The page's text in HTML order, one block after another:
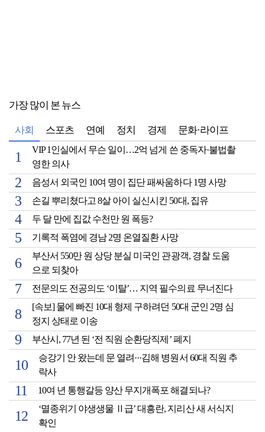
가장 많이 본 뉴스
사회 스포츠 연예 정치 경제 문화·라이프
VIP 1인실에서 무슨 일이…2억 넘게 쓴 중독자·불법촬
영한 의사
음성서 외국인 10여 명이 집단 패싸움하다 1명 사망
손길 뿌리쳤다고 8살 아이 실신시킨 50대, 집유
두 달 만에 집값 수천만 원 폭등?
기록적 폭염에 경남 2명 온열질환 사망
부산서 550만 원 상당 분실 미국인 관광객, 경찰 도움
으로 되찾아
전문의도 전공의도 ‘이탈’… 지역 필수의료 무너진다
[속보] 물에 빠진 10대 형제 구하려던 50대 군인 2명 심
정지 상태로 이송
부산시, 77년 된 ‘전 직원 순환당직제’ 폐지
승강기 안 왔는데 문 열려···김해 병원서 60대 직원 추
락사
10여 년 통행갈등 양산 무지개폭포 해결되나?
‘멸종위기 야생생물 Ⅱ급’ 대흥란, 지리산 새 서식지
확인